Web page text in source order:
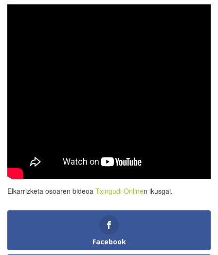
Elkarrizketa osoaren bideoa Txingudi Onlinen ikusgai.
Facebook